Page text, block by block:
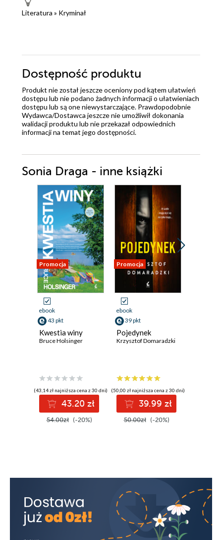
Literatura » Kryminał
Dostępność produktu
Produkt nie został jeszcze oceniony pod kątem ułatwień
dostępu lub nie podano żadnych informacji o ułatwieniach
dostępu lub są one niewystarczające. Prawdopodobnie
Wydawca/Dostawca jeszcze nie umożliwił dokonania
walidacji produktu lub nie przekazał odpowiednich
informacji na temat jego dostępności.
Sonia Draga - inne książki
Promocja
ebook
43 pkt
Kwestia winy
Bruce Holsinger
(43,14 zł najniższa cena z 30 dni)
43.20 zł
54.00zł (-20%)
Promocja
ebook
39 pkt
Pojedynek
Krzysztof Domaradzki
(50,00 zł najniższa cena z 30 dni)
39.99 zł
50.00zł (-20%)